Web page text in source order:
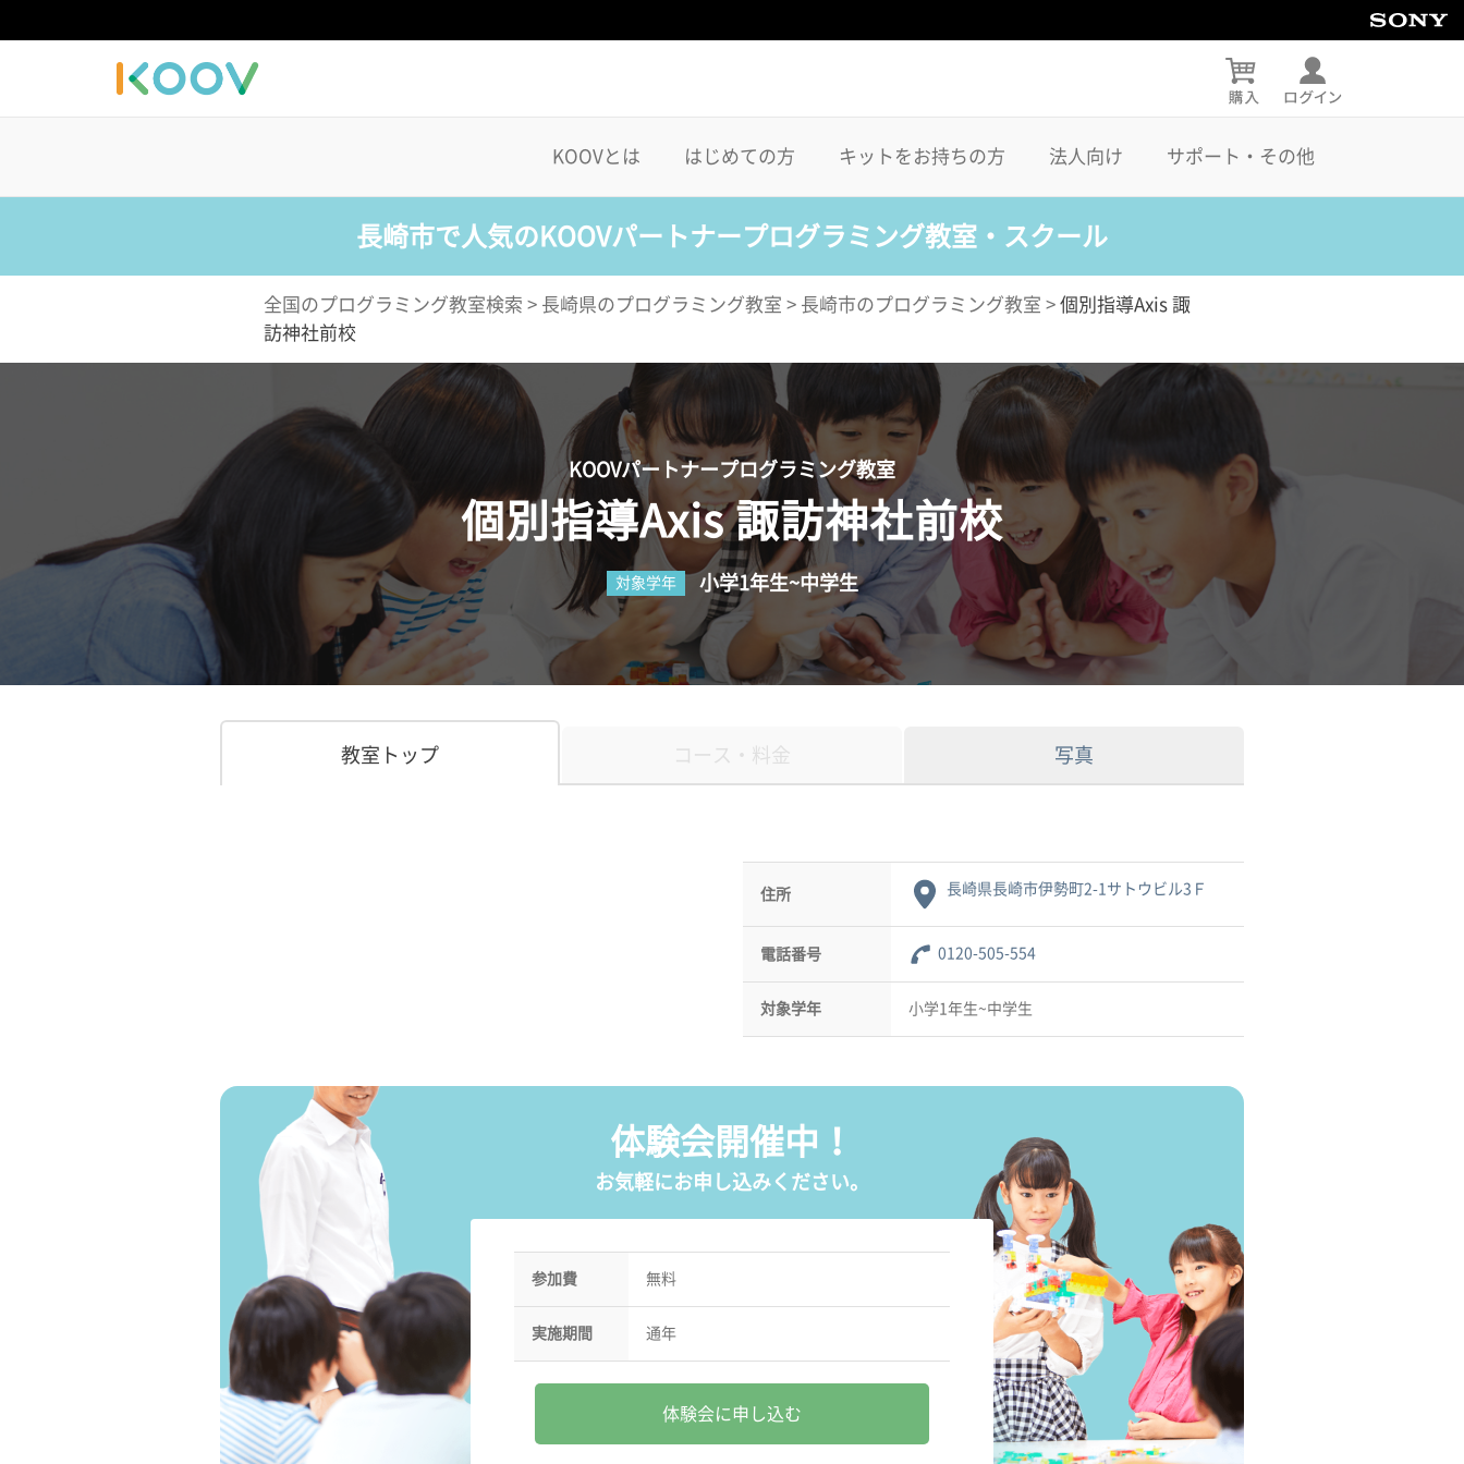
KOOVとは はじめての方 キットをお持ちの方 法人向け サポート・その他
長崎市で人気のKOOVパートナープログラミング教室・スクール
全国のプログラミング教室検索 > 長崎県のプログラミング教室 > 長崎市のプログラミング教室 > 個別指導Axis 諏
訪神社前校
KOOVパートナープログラミング教室
個別指導Axis 諏訪神社前校
対象学年 小学1年生~中学生
教室トップ コース・料金 写真
住所 長崎県長崎市伊勢町2-1サトウビル3Ｆ
電話番号 0120-505-554
対象学年 小学1年生~中学生
体験会開催中！
お気軽にお申し込みください。
参加費 無料
実施期間 通年
体験会に申し込む